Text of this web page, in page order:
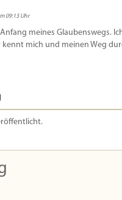
09:13 Uhr
meines Glaubenswegs.
kennt mich und meinen Weg